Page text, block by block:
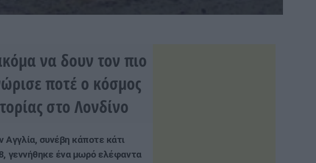
να δουν τον πιο
ποτέ ο κόσμος
στο Λονδίνο
συνέβη κάποτε κάτι
γεννήθηκε ένα μωρό ελέφαντα